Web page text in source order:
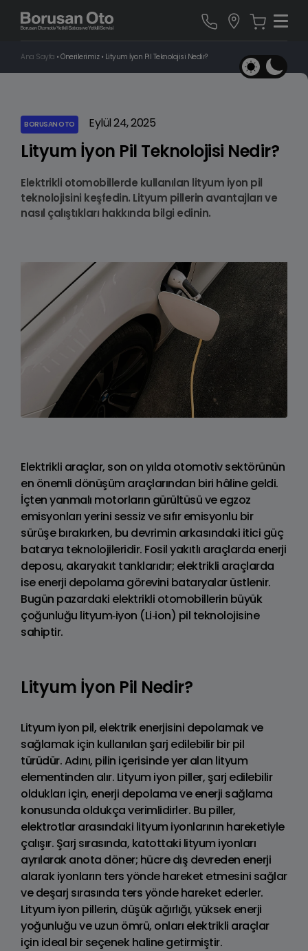
Ana Sayfa • Önerilerimiz• Lityum İyon Pil Teknolojisi Nedir?
BORUSAN OTO Eylül 24, 2025
Lityum İyon Pil Teknolojisi Nedir?
Elektrikli otomobillerde kullanılan lityum iyon pil
teknolojisini keşfedin. Lityum pillerin avantajları ve
nasıl çalıştıkları hakkında bilgi edinin.
Elektrikli araçlar, son on yılda otomotiv sektörünün
en önemli dönüşüm araçlarından biri hâline geldi.
İçten yanmalı motorların gürültüsü ve egzoz
emisyonları yerini sessiz ve sıfır emisyonlu bir
sürüşe bırakırken, bu devrimin arkasındaki itici güç
batarya teknolojileridir. Fosil yakıtlı araçlarda enerji
deposu, akaryakıt tanklarıdır; elektrikli araçlarda
ise enerji depolama görevini bataryalar üstlenir.
Bugün pazardaki elektrikli otomobillerin büyük
çoğunluğu lityum‑iyon (Li‑ion) pil teknolojisine
sahiptir.
Lityum İyon Pil Nedir?
Lityum iyon pil, elektrik enerjisini depolamak ve
sağlamak için kullanılan şarj edilebilir bir pil
türüdür. Adını, pilin içerisinde yer alan lityum
elementinden alır. Lityum iyon piller, şarj edilebilir
oldukları için, enerji depolama ve enerji sağlama
konusunda oldukça verimlidirler. Bu piller,
elektrotlar arasındaki lityum iyonlarının hareketiyle
çalışır. Şarj sırasında, katottaki lityum iyonları
ayrılarak anota döner; hücre dış devreden enerji
alarak iyonların ters yönde hareket etmesini sağlar
ve deşarj sırasında ters yönde hareket ederler.
Lityum iyon pillerin, düşük ağırlığı, yüksek enerji
yoğunluğu ve uzun ömrü, onları elektrikli araçlar
için ideal bir seçenek haline getirmiştir.